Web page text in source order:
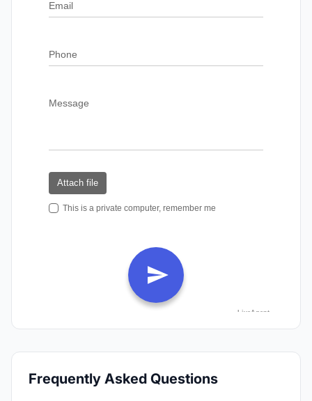
Frequently Asked Questions